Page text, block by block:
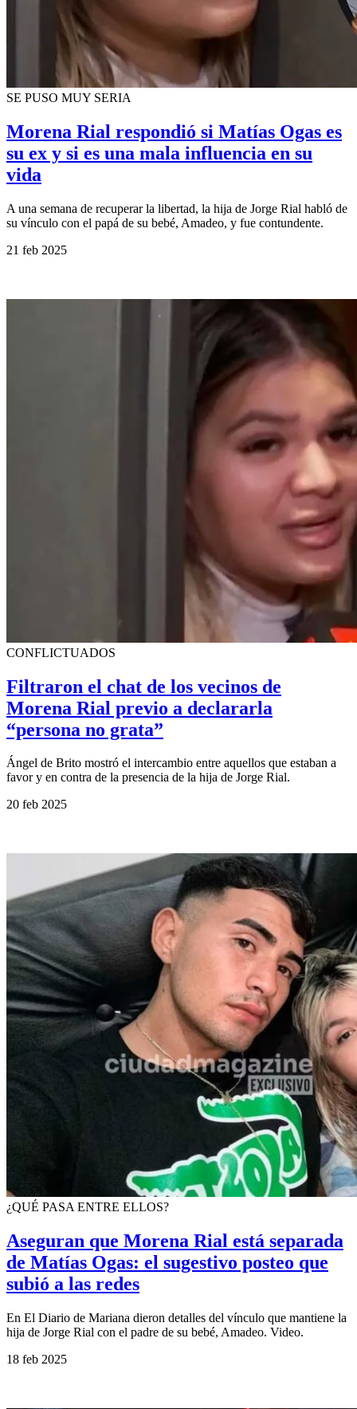
SE PUSO MUY SERIA
Morena Rial respondió si Matías Ogas es
su ex y si es una mala influencia en su
vida
A una semana de recuperar la libertad, la hija de Jorge Rial habló de
su vínculo con el papá de su bebé, Amadeo, y fue contundente.
21 feb 2025
CONFLICTUADOS
Filtraron el chat de los vecinos de
Morena Rial previo a declararla
“persona no grata”
Ángel de Brito mostró el intercambio entre aquellos que estaban a
favor y en contra de la presencia de la hija de Jorge Rial.
20 feb 2025
¿QUÉ PASA ENTRE ELLOS?
Aseguran que Morena Rial está separada
de Matías Ogas: el sugestivo posteo que
subió a las redes
En El Diario de Mariana dieron detalles del vínculo que mantiene la
hija de Jorge Rial con el padre de su bebé, Amadeo. Video.
18 feb 2025